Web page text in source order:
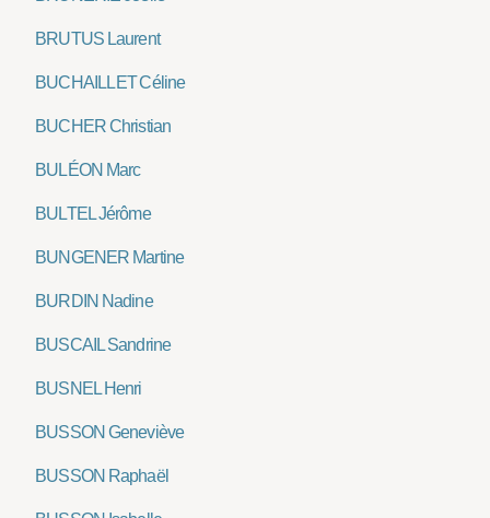
BRUTUS Laurent
BUCHAILLET Céline
BUCHER Christian
BULÉON Marc
BULTEL Jérôme
BUNGENER Martine
BURDIN Nadine
BUSCAIL Sandrine
BUSNEL Henri
BUSSON Geneviève
BUSSON Raphaël